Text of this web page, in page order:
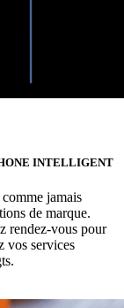
INTELLIGENT
jamais
de marque.
rendez-vous pour
vos services